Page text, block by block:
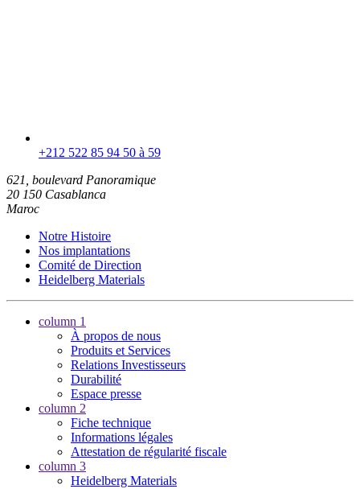
+212 522 85 94 50 à 59
621, boulevard Panoramique
20 150 Casablanca
Maroc
Notre Histoire
Nos implantations
Comité de Direction
Heidelberg Materials
column 1
À propos de nous
Produits et Services
Relations Investisseurs
Durabilité
Espace presse
column 2
Fiche technique
Informations légales
Attestation de régularité fiscale
column 3
Heidelberg Materials